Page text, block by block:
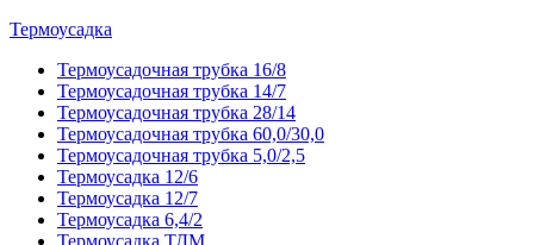
Термоусадка
Термоусадочная трубка 16/8
Термоусадочная трубка 14/7
Термоусадочная трубка 28/14
Термоусадочная трубка 60,0/30,0
Термоусадочная трубка 5,0/2,5
Термоусадка 12/6
Термоусадка 12/7
Термоусадка 6,4/2
Термоусадка ТДМ